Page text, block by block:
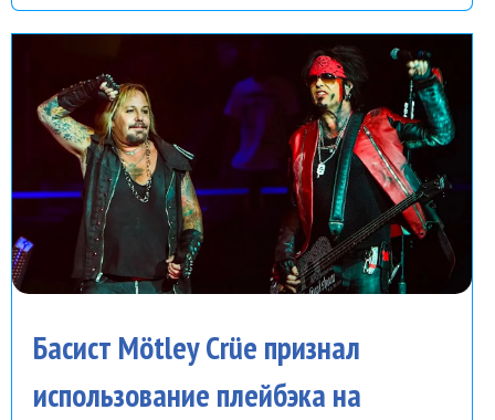
Басист Mötley Crüe признал
использование плейбэка на